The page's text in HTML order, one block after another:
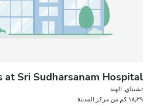
at Sri Sudharsanam Hospital
تشيناي, الهند
١٨٫٢٩ كم من مركز المدينة